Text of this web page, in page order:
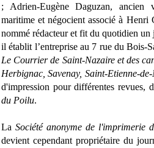
; Adrien-Eugène Daguzan, ancien
maritime et négocient associé à
nommé rédacteur et fit du quotidien
il établit l’entreprise au 7 rue du Bois-
Le Courrier de Saint-Nazaire et des
Herbignac, Savenay, Saint-Etienne-
d'impression pour différentes revues,
du Poilu.
La Société anonyme de l'imprimerie
devient cependant propriétaire du